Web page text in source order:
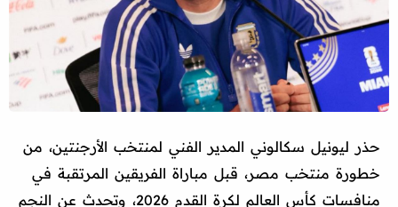
حذر ليونيل سكالوني المدير الفني لمنتخب الأرجنتين، من
خطورة منتخب مصر، قبل مباراة الفريقين المرتقبة في
منافسات كأس العالم لكرة القدم 2026، وتحدث عن النجم